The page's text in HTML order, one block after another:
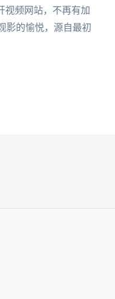
视频网站，不再有加
影的愉悦，源自最初